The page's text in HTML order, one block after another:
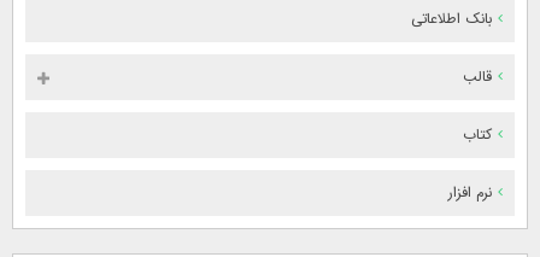
بانک اطلاعاتی
قالب
کتاب
نرم افزار